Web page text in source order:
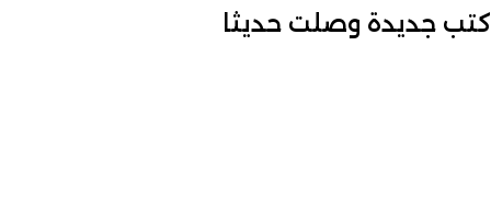
كتب جديدة وصلت حديثا